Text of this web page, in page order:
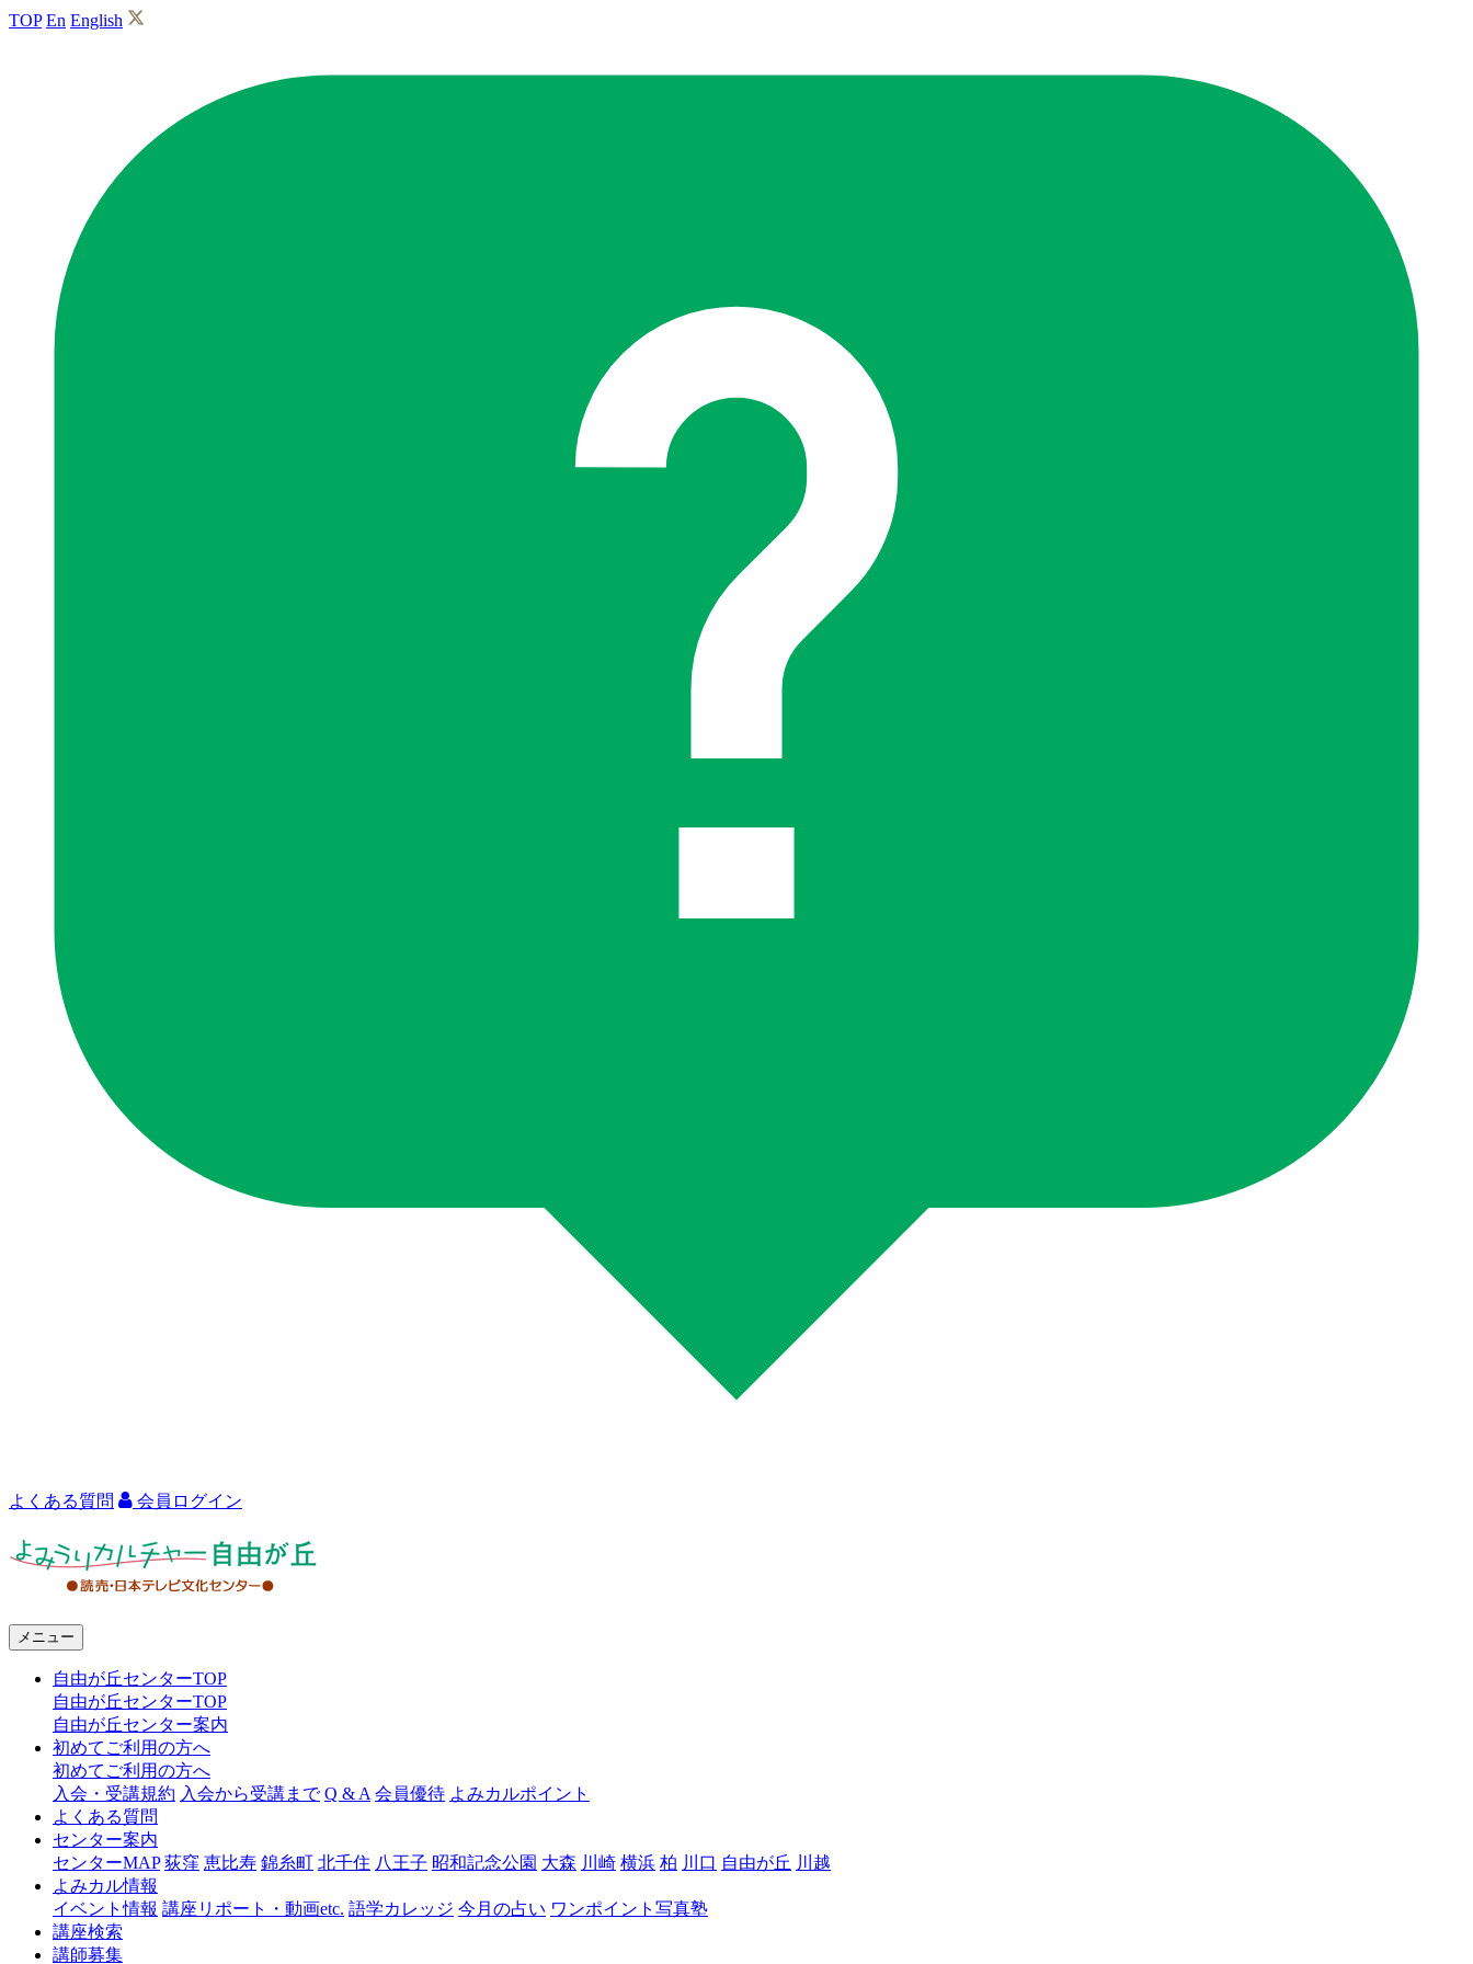
TOP En English
よくある質問 会員ログイン
ャ
自
由
メニュー
自由が丘センターTOP
自由が丘センターTOP
自由が丘センター案内
初めてご利用の方へ
初めてご利用の方へ
入会・受講規約 入会から受講まで Q & A 会員優待 よみカルポイント
よくある質問
センター案内
センターMAP 荻窪 恵比寿 錦糸町 北千住 八王子 昭和記念公園 大森 川崎 横浜 柏 川口 自由が丘 川越
よみカル情報
イベント情報 講座リポート・動画etc. 語学カレッジ 今月の占い ワンポイント写真塾
講座検索
講師募集